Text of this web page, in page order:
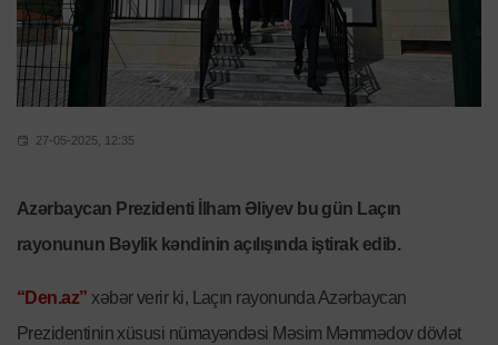
27-05-2025, 12:35
Azərbaycan Prezidenti İlham Əliyev bu gün Laçın
rayonunun Bəylik kəndinin açılışında iştirak edib.
“Den.az” xəbər verir ki, Laçın rayonunda Azərbaycan
Prezidentinin xüsusi nümayəndəsi Məsim Məmmədov dövlət